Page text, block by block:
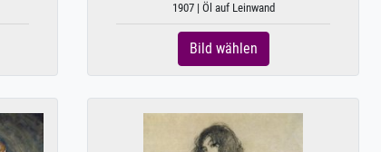
1907 | Öl auf Leinwand
Bild wählen